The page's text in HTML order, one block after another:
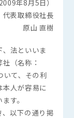
年8月5日）
代表取締役社長
原山 直樹
、法といいま
（名称：
いて、その利
人が容易に
す。
以下の通り掲